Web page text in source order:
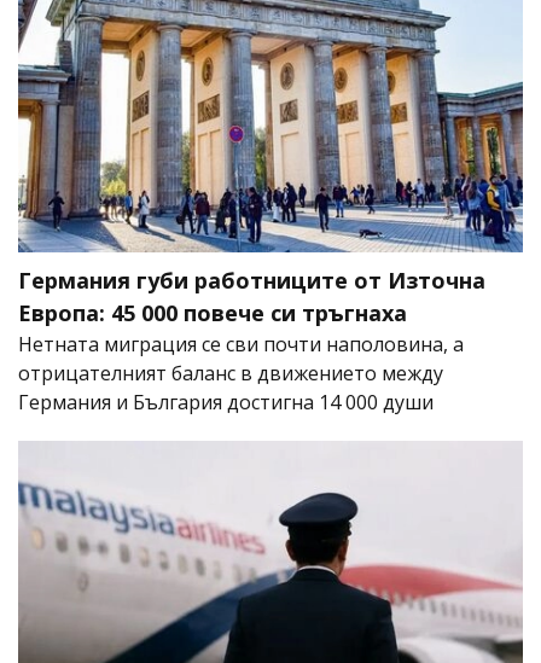
Германия губи работниците от Източна
Европа: 45 000 повече си тръгнаха
Нетната миграция се сви почти наполовина, а
отрицателният баланс в движението между
Германия и България достигна 14 000 души